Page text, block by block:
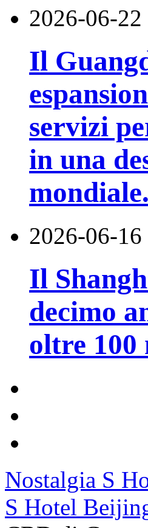
2026-06-22
Il
servizi
in una
mondiale.
2026-06-16
Il
decimo
oltre
Nostalgia S
S Hotel